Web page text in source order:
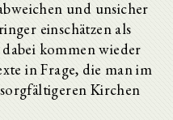
und unsicher
einschätzen als
kommen wieder
in Frage, die man im
Kirchen